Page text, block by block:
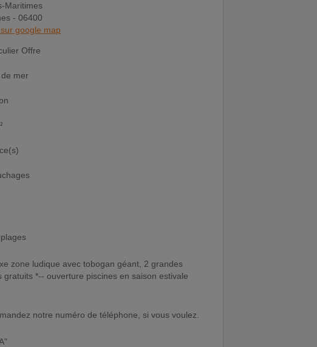
Maritimes
- 06400
google map
Offre
mer
zone ludique avec tobogan géant, 2 grandes
*-- ouverture piscines en saison estivale
notre numéro de téléphone, si vous voulez.